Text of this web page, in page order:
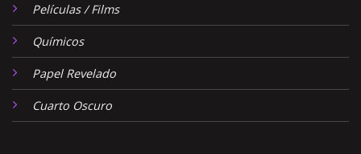
Películas / Films
Químicos
Papel Revelado
Cuarto Oscuro